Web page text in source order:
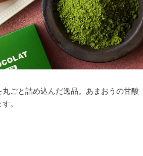
ごと詰め込んだ逸品。あまおうの甘酸
。